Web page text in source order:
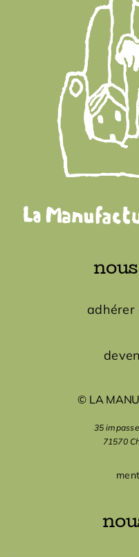
adhérer
© LA
35
71570